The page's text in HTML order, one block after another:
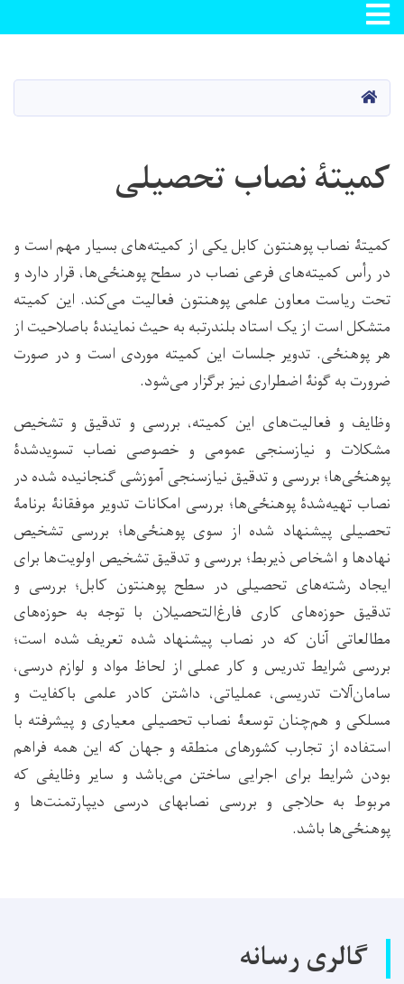
content
Toggle navigation
صفحه اصلی
کمیتۀ نصاب تحصیلی
کمیتۀ نصاب پوهنتون کابل یکی از کمیته‌های بسیار مهم است و
در رأس کمیته‌های فرعی نصاب در سطح پوهنځی‌ها، قرار دارد و
تحت ریاست معاون علمی پوهنتون فعالیت می‌کند. این کمیته
متشکل است از یک استاد بلندرتبه به حیث نمایندۀ باصلاحیت از
هر پوهنځی. تدویر جلسات این کمیته موردی است و در صورت
ضرورت به گونۀ اضطراری نیز برگزار می‌شود.
وظایف و فعالیت‌های این کمیته، بررسی و تدقیق و تشخیص
مشکلات و نیازسنجی عمومی و خصوصی نصاب تسویدشدۀ
پوهنځی‌ها؛ بررسی و تدقیق نیازسنجی آموزشی گنجانیده شده در
نصاب تهیه‌شدۀ پوهنځی‌ها؛ بررسی امکانات تدویر موفقانۀ برنامۀ
تحصیلی پیشنهاد شده از سوی پوهنځی‌ها؛ بررسی تشخیص
نهادها و اشخاص ذیربط؛ بررسی و تدقیق تشخیص اولویت‌ها برای
ایجاد رشته‌های تحصیلی در سطح پوهنتون کابل؛ بررسی و
تدقیق حوزه‌های کاری فارغ‌التحصیلان با توجه به حوزه‌های
مطالعاتی آنان که در نصاب پیشنهاد شده تعریف شده است؛
بررسی شرایط تدریس و کار عملی از لحاظ مواد و لوازم درسی،
سامان‌آلات تدریسی، عملیاتی، داشتن کادر علمی باکفایت و
مسلکی و هم‌چنان توسعۀ نصاب تحصیلی معیاری و پیشرفته با
استفاده از تجارب کشورهای منطقه و جهان که این همه فراهم
بودن شرایط برای اجرایی ساختن می‌باشد و سایر وظایفی که
مربوط به حلاجی و بررسی نصابهای درسی دیپارتمنت‌ها و
پوهنځی‌ها باشد.
گالری رسانه